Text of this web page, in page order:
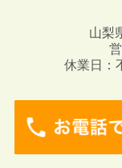
山梨
休業日：